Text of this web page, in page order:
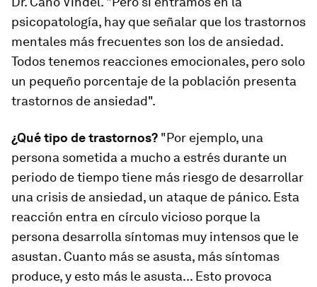
psicopatología, hay que señalar que los trastornos
mentales más frecuentes son los de ansiedad.
Todos tenemos reacciones emocionales, pero solo
un pequeño porcentaje de la población presenta
trastornos de ansiedad".
¿Qué tipo de trastornos? "Por ejemplo, una
persona sometida a mucho a estrés durante un
periodo de tiempo tiene más riesgo de desarrollar
una crisis de ansiedad, un ataque de pánico. Esta
reacción entra en círculo vicioso porque la
persona desarrolla síntomas muy intensos que le
asustan. Cuanto más se asusta, más síntomas
produce, y esto más le asusta... Esto provoca